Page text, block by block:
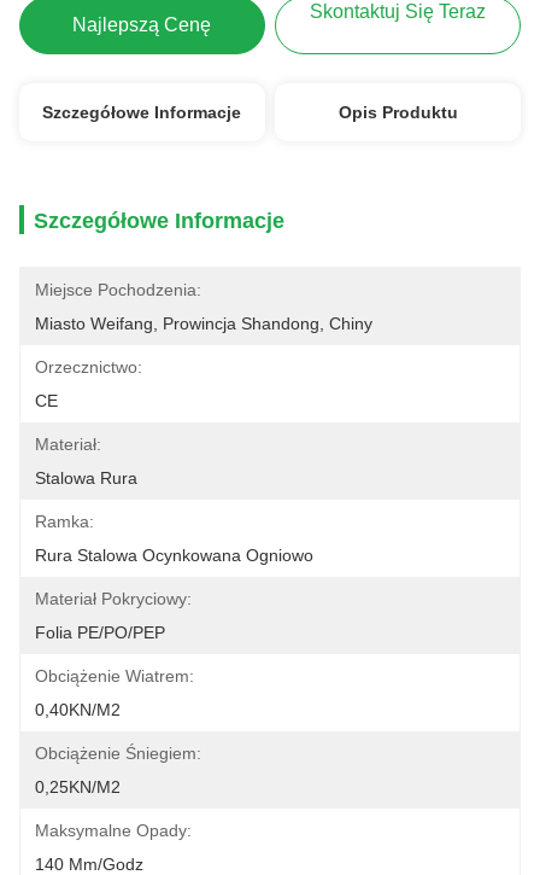
Najlepszą Cenę
Skontaktuj Się Teraz
Szczegółowe Informacje Opis Produktu
Szczegółowe Informacje
Miejsce Pochodzenia:
Miasto Weifang, Prowincja Shandong, Chiny
Orzecznictwo:
CE
Materiał:
Stalowa Rura
Ramka:
Rura Stalowa Ocynkowana Ogniowo
Materiał Pokryciowy:
Folia PE/PO/PEP
Obciążenie Wiatrem:
0,40KN/m2
Obciążenie Śniegiem:
0,25KN/m2
Maksymalne Opady:
140 Mm/godz